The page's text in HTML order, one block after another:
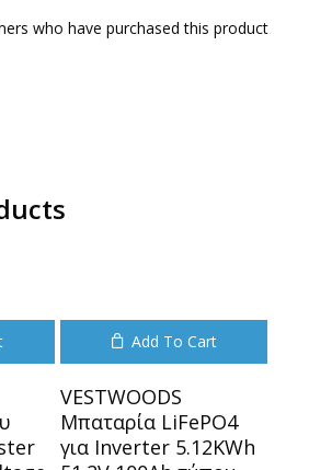
who have purchased this product
Add To Cart
VESTWOODS
Μπαταρία LiFePO4
για Inverter 5.12KWh